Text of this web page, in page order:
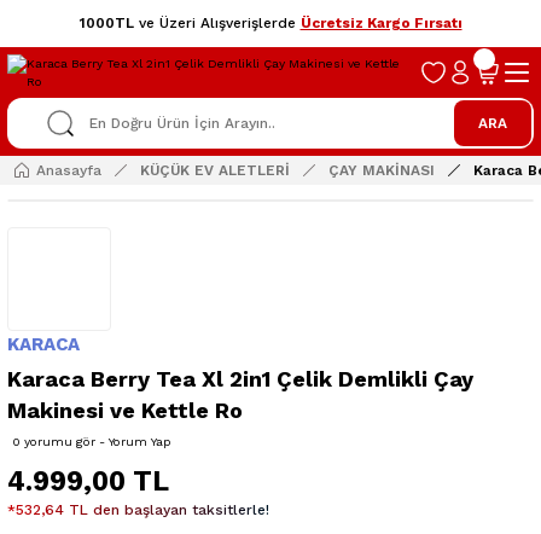
1000TLve Üzeri Alışverişlerde Ücretsiz Kargo Fırsatı
ARA
Anasayfa KÜÇÜK EV ALETLERİ ÇAY MAKİNASI Karaca
KARACA
Karaca Berry Tea Xl 2in1 Çelik Demlikli Çay
Makinesi ve Kettle Ro
0 yorumu gör - Yorum Yap
4.999,00 TL
*532,64 TL den başlayan taksitlerle!